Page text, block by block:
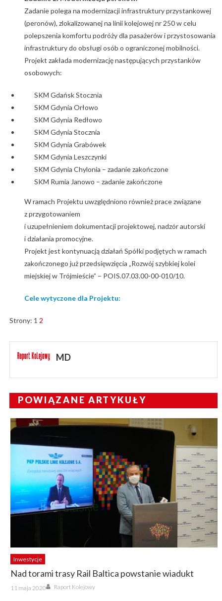
Zadanie polega na modernizacji infrastruktury przystankowej
(peronów), zlokalizowanej na linii kolejowej nr 250 w celu
polepszenia komfortu podróży dla pasażerów i przystosowania
infrastruktury do obsługi osób o ograniczonej mobilności.
Projekt zakłada modernizację następujących przystanków
osobowych:
SKM Gdańsk Stocznia
SKM Gdynia Orłowo
SKM Gdynia Redłowo
SKM Gdynia Stocznia
SKM Gdynia Grabówek
SKM Gdynia Leszczynki
SKM Gdynia Chylonia – zadanie zakończone
SKM Rumia Janowo – zadanie zakończone
W ramach Projektu uwzględniono również prace związane
z przygotowaniem
i uzupełnieniem dokumentacji projektowej, nadzór autorski
i działania promocyjne.
Projekt jest kontynuacją działań Spółki podjętych w ramach
zakończonego już przedsięwzięcia „Rozwój szybkiej kolei
miejskiej w Trójmieście” – POIS.07.03.00-00-010/10.
Cele wytyczone dla Projektu:
Strony: 1 2
MD
POWIĄZANE ARTYKUŁY
Inwestycje
Nad torami trasy Rail Baltica powstanie wiadukt
Posted
on
11 maja 2020 Author
Raport Kolejowy